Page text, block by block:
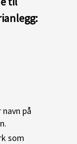
på
som